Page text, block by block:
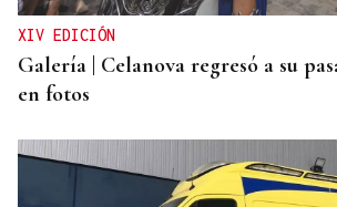
XIV EDICIÓN
Galería | Celanova regresó a su
en fotos